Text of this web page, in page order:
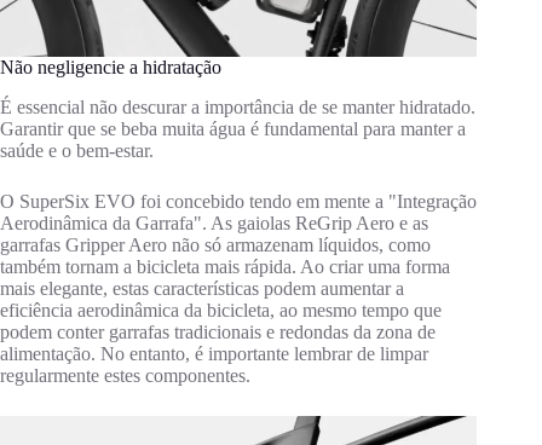
Não negligencie a hidratação
É essencial não descurar a importância de se manter hidratado.
Garantir que se beba muita água é fundamental para manter a
saúde e o bem-estar.
O SuperSix EVO foi concebido tendo em mente a "Integração
Aerodinâmica da Garrafa". As gaiolas ReGrip Aero e as
garrafas Gripper Aero não só armazenam líquidos, como
também tornam a bicicleta mais rápida. Ao criar uma forma
mais elegante, estas características podem aumentar a
eficiência aerodinâmica da bicicleta, ao mesmo tempo que
podem conter garrafas tradicionais e redondas da zona de
alimentação. No entanto, é importante lembrar de limpar
regularmente estes componentes.